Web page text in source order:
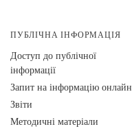
ПУБЛІЧНА ІНФОРМАЦІЯ
Доступ до публічної
інформації
Запит на інформацію онлайн
Звіти
Методичні матеріали